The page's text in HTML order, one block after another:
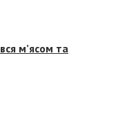
м’ясом та